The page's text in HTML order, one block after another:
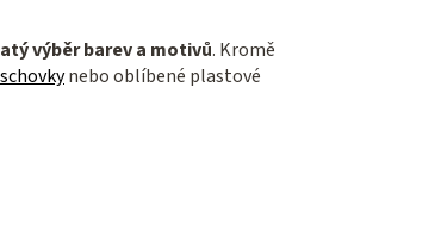
výběr barev a motivů. Kromě
schovkynebo oblíbené plastové